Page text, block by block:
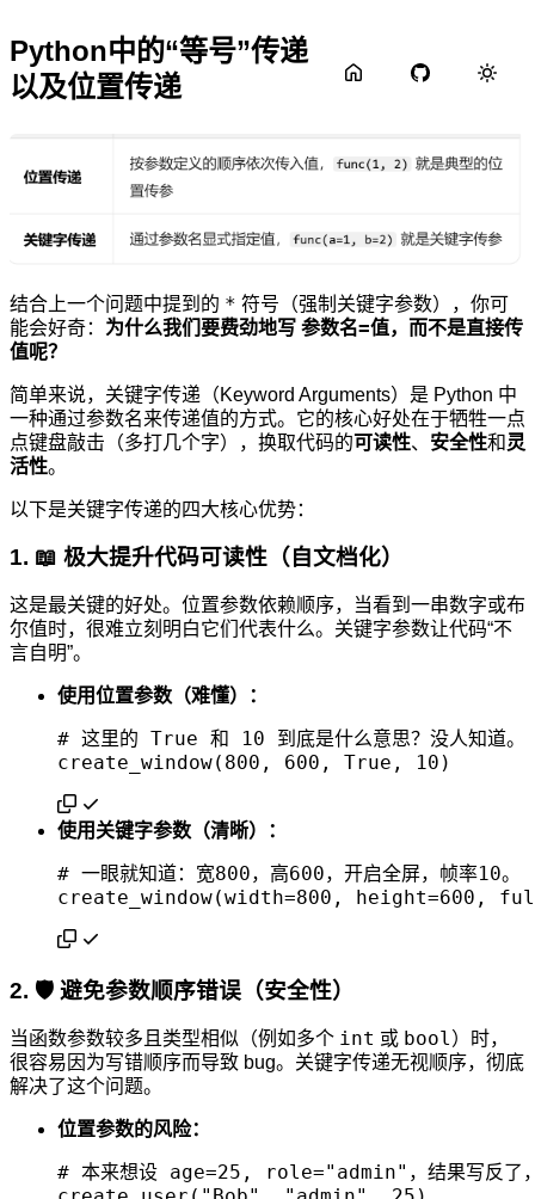
Python中的“等号”传递
以及位置传递
结合上一个问题中提到的 * 符号（强制关键字参数），你可
能会好奇： 为什么我们要费劲地写 参数名=值，而不是直接传
值呢？
简单来说，关键字传递（Keyword Arguments）是 Python 中
一种通过参数名来传递值的方式。它的核心好处在于牺牲一点
点键盘敲击（多打几个字），换取代码的可读性、 安全性和灵
活性。
以下是关键字传递的四大核心优势：
1. 📖 极大提升代码可读性（自文档化）
这是最关键的好处。位置参数依赖顺序，当看到一串数字或布
尔值时，很难立刻明白它们代表什么。关键字参数让代码“不
言自明”。
使用位置参数（难懂）：
# 这里的 True 和 10 到底是什么意思？没人知道。
使用关键字参数（清晰）：
# 一眼就知道：宽800，高600，开启全屏，帧率10。
2. 🛡️ 避免参数顺序错误（安全性）
当函数参数较多且类型相似（例如多个 int 或 bool ）时，
很容易因为写错顺序而导致 bug。关键字传递无视顺序，彻底
解决了这个问题。
位置参数的风险：
# 本来想设 age=25, role="admin"，结果写反了，